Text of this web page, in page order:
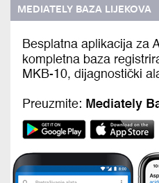
MEDIATELY BAZA LIJEKOVA